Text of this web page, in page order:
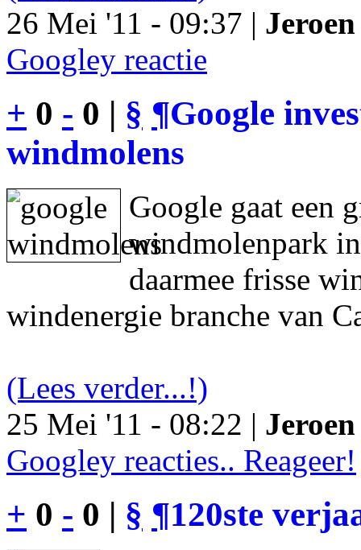
26 Mei '11 - 09:37 |
Googley reactie
+ 0 - 0 | § ¶Google
windmolens
Google gaat een
windmolenpark
daarmee frisse
windenergie branche van
(Lees verder...!)
25 Mei '11 - 08:22 |
Googley reacties.. Reageer!
+ 0 - 0 | § ¶120ste